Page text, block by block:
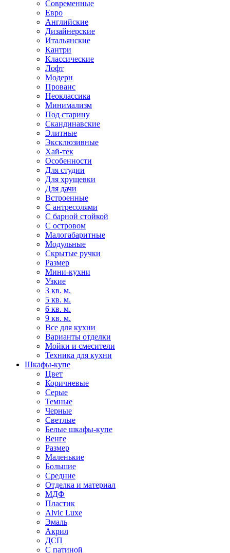
Современные
Евро
Английские
Дизайнерские
Итальянские
Кантри
Классические
Лофт
Модерн
Прованс
Неоклассика
Минимализм
Под старину
Скандинавские
Элитные
Эксклюзивные
Хай-тек
Особенности
Для студии
Для хрущевки
Для дачи
Встроенные
С антресолями
С барной стойкой
С островом
Малогабаритные
Модульные
Скрытые ручки
Размер
Мини-кухни
Узкие
3 кв. м.
5 кв. м.
6 кв. м.
9 кв. м.
Все для кухни
Варианты отделки
Мойки и смесители
Техника для кухни
Шкафы-купе
Цвет
Коричневые
Серые
Темные
Черные
Светлые
Белые шкафы-купе
Венге
Размер
Маленькие
Большие
Средние
Отделка и материал
МДФ
Пластик
Alvic Luxe
Эмаль
Акрил
ДСП
С патиной